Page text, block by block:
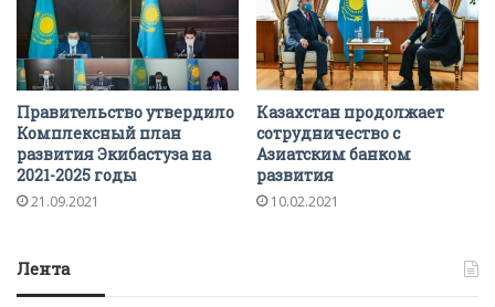
Правительство утвердило
Комплексный план
развития Экибастуза на
2021-2025 годы
21.09.2021
Казахстан продолжает
сотрудничество с
Азиатским банком
развития
10.02.2021
Лента